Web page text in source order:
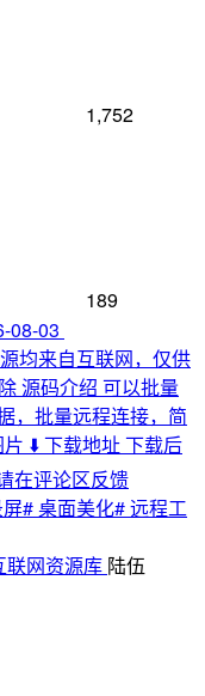
1,752
189
08-03
均来自互联网，仅供
源码介绍 可以批量
，批量远程连接，简
⬇️ 下载地址 下载后
在评论区反馈
# 桌面美化# 远程工
陆伍